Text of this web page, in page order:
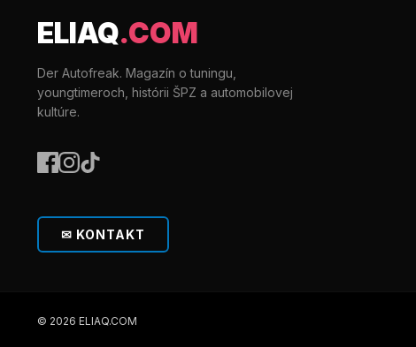
ELIAQ.COM
Der Autofreak. Magazín o tuningu,
youngtimeroch, histórii ŠPZ a automobilovej
kultúre.
✉ KONTAKT
© 2026 ELIAQ.COM